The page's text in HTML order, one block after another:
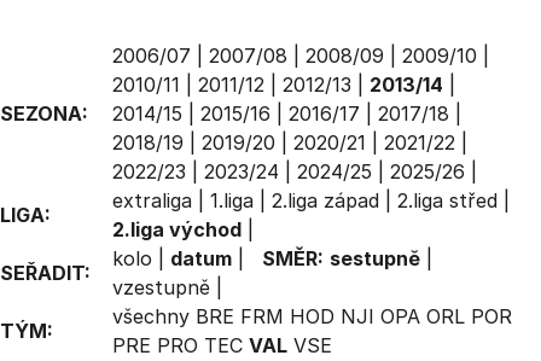
SEZONA:
2006/07 2007/08 2008/09 2009/10
2010/11
2011/12 2012/13 2013/14
2014/15
2015/16 2016/17 2017/18
2018/19
2019/20 2020/21 2021/22
2022/23
2023/24 2024/25 2025/26
LIGA:
extraliga 1.liga 2.liga západ 2.liga střed
2.liga východ
SEŘADIT:
kolo datum SMĚR: sestupně
vzestupně
TÝM:
všechny BRE FRM HOD NJI OPA ORL POR
PRE PRO TEC VAL VSE